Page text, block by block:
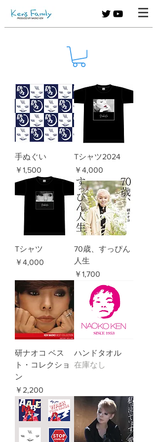
手ぬぐい
価格
￥1,500
Tシャツ2024
価格
￥4,000
Tシャツ
価格
￥4,000
70歳、すっぴん
人生
価格
￥1,700
研ナオコ ベス
ト・コレクショ
ン
価格
￥2,200
ハンドタオル
在庫なし